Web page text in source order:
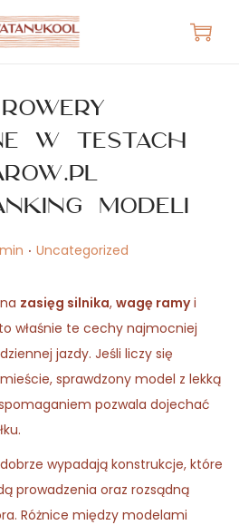
S
p
t
o
n
v
g
a
t
i
o
S
p
t
o
c
n
e
n
t
w testach
modeli
. P
s
t
e
d
i
Uncategorized
zasięg silnika, wagę ramyi
właśnie te cechy najmocniej
jazdy. Jeśli liczy się
sprawdzony model z lekką
pozwala dojechać
wypadają konstrukcje, które
prowadzenia oraz rozsądną
Różnice między modelami